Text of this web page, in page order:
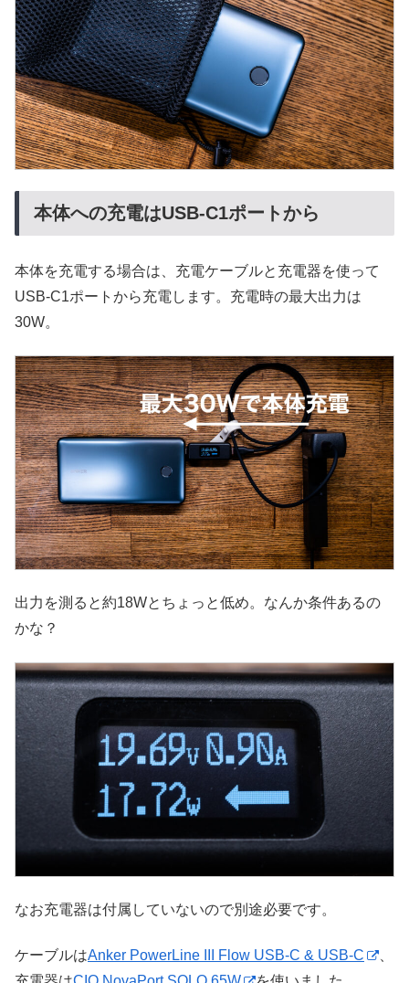
本体への充電はUSB-C1ポートから
本体を充電する場合は、充電ケーブルと充電器を使って
USB-C1ポートから充電します。充電時の最大出力は
30W。
出力を測ると約18Wとちょっと低め。なんか条件あるの
かな？
なお充電器は付属していないので別途必要です。
ケーブルはAnker PowerLine III Flow USB-C & USB-C
、